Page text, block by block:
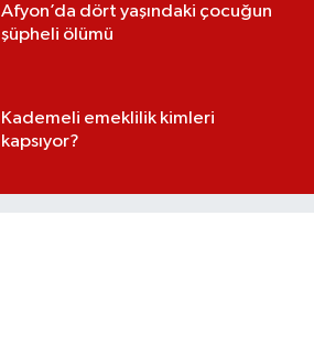
Afyon’da dört yaşındaki çocuğun
şüpheli ölümü
Kademeli emeklilik kimleri
kapsıyor?